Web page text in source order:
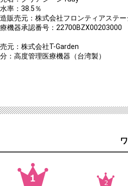
率：38.5％
販売元：株式会社フロンティアステー
機器承認番号：22700BZX00203000
元：株式会社T-Garden
：高度管理医療機器（台湾製）